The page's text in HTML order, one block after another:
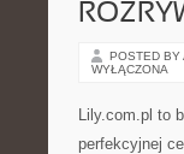
POSTED BY
WYŁĄCZONA
Lily.com.pl to
perfekcyjnej